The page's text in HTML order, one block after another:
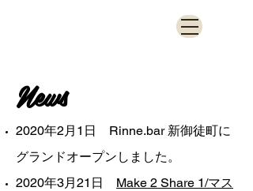
News
2020年2月1日 Rinne.bar 新御徒町に
グランドオープンしました。
2020年3月21日 Make 2 Share 1/マス